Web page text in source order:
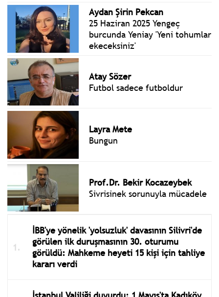
Aydan Şirin Pekcan
25 Haziran 2025 Yengeç
burcunda Yeniay 'Yeni tohumlar
ekeceksiniz'
Atay Sözer
Futbol sadece futboldur
Layra Mete
Bungun
Prof.Dr. Bekir Kocazeybek
Sivrisinek sorunuyla mücadele
İBB'ye yönelik 'yolsuzluk' davasının Silivri'de
görülen ilk duruşmasının 30. oturumu
görüldü: Mahkeme heyeti 15 kişi için tahliye
kararı verdi